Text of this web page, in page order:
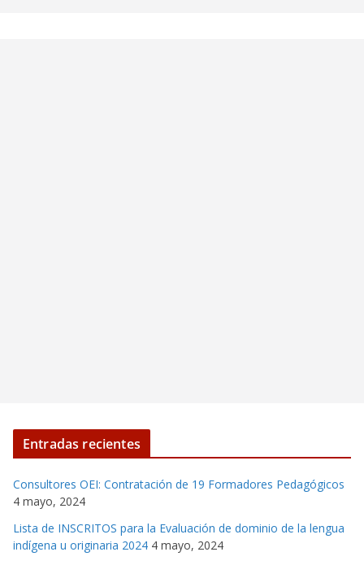
Entradas recientes
Consultores OEI: Contratación de 19 Formadores Pedagógicos
4 mayo, 2024
Lista de INSCRITOS para la Evaluación de dominio de la lengua
indígena u originaria 2024 4 mayo, 2024